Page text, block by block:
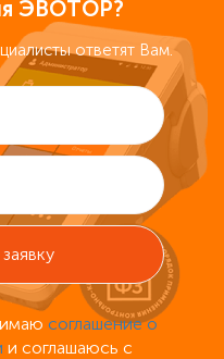
ЭВОТОР?
ответят Вам.
соглашение о
и соглашаюсь с